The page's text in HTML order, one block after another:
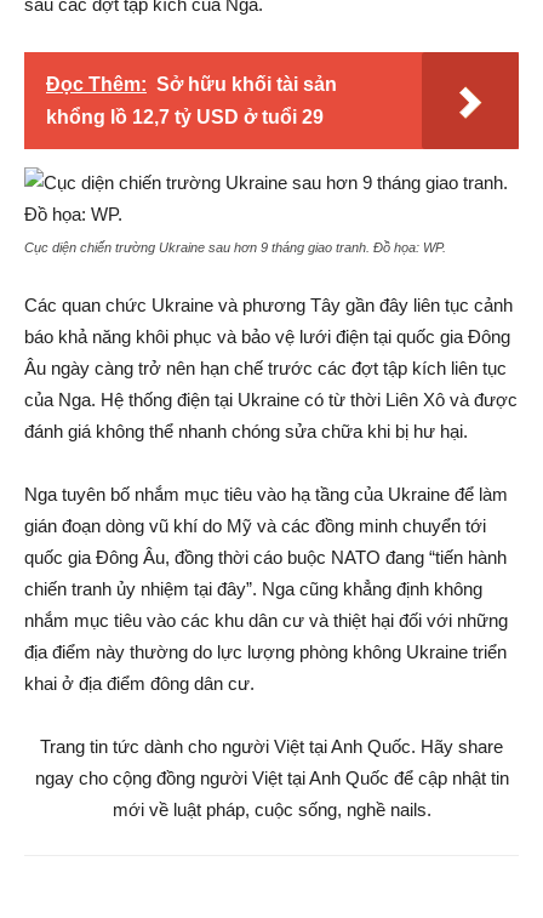
sau các đợt tập kích của Nga.
Đọc Thêm: Sở hữu khối tài sản
khổng lồ 12,7 tỷ USD ở tuổi 29
Cục diện chiến trường Ukraine sau hơn 9 tháng giao tranh. Đồ họa: WP.
Các quan chức Ukraine và phương Tây gần đây liên tục cảnh
báo khả năng khôi phục và bảo vệ lưới điện tại quốc gia Đông
Âu ngày càng trở nên hạn chế trước các đợt tập kích liên tục
của Nga. Hệ thống điện tại Ukraine có từ thời Liên Xô và được
đánh giá không thể nhanh chóng sửa chữa khi bị hư hại.
Nga tuyên bố nhắm mục tiêu vào hạ tầng của Ukraine để làm
gián đoạn dòng vũ khí do Mỹ và các đồng minh chuyển tới
quốc gia Đông Âu, đồng thời cáo buộc NATO đang “tiến hành
chiến tranh ủy nhiệm tại đây”. Nga cũng khẳng định không
nhắm mục tiêu vào các khu dân cư và thiệt hại đối với những
địa điểm này thường do lực lượng phòng không Ukraine triển
khai ở địa điểm đông dân cư.
Trang tin tức dành cho người Việt tại Anh Quốc. Hãy share
ngay cho cộng đồng người Việt tại Anh Quốc để cập nhật tin
mới về luật pháp, cuộc sống, nghề nails.